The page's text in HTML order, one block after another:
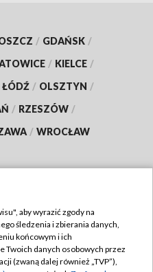
/ GDAŃSK /
/ KIELCE /
ŁÓDŹ / OLSZTYN /
/ RZESZÓW /
/ WROCŁAW
TVP
aby wyrazić zgody na
śledzenia i zbierania danych,
końcowym i ich
Twoich danych osobowych przez
(zwaną dalej również „TVP”),